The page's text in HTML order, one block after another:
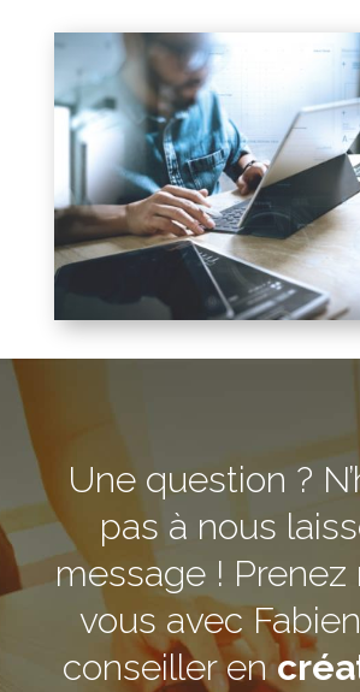
Une question ?
pas à nous
message ! Prenez
vous avec
conseiller en